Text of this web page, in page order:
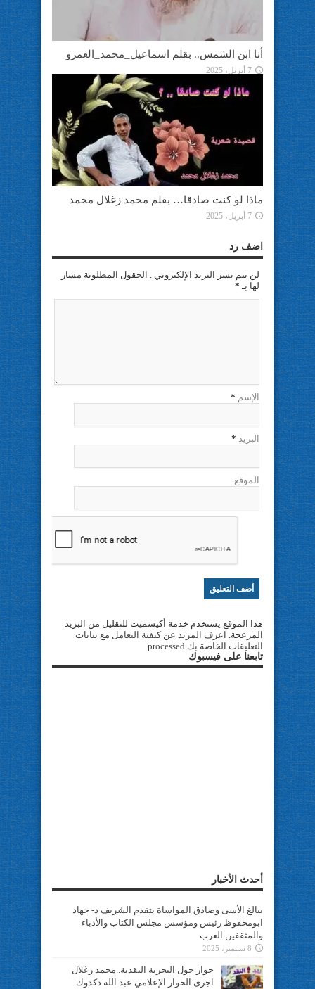
أنا ابن الشمس.. بقلم اسماعيل_محمد_العمرو
7 أبريل، 2025
ماذا لو كنت صادقا… بقلم محمد زغلال محمد
7 أبريل، 2025
اضف رد
لن يتم نشر البريد الإلكتروني . الحقول المطلوبة مشار
لها بـ *
الإسم *
البريد *
الموقع
هذا الموقع يستخدم خدمة أكيسميت للتقليل من البريد
المزعجة. اعرف المزيد عن كيفية التعامل مع بيانات
التعليقات الخاصة بك processed
.
تابعنا على فيسبوك
أحدث الأخبار
ببالغ الأسى وصادق المواساة يتقدم الشريف د- جهاد
ابومحفوظ رئيس ومؤسس مجلس الكتاب والأدباء
والمثقفين العرب
8 سبتمبر، 2025
حوار حول التجربة النقدية..محمد زغلال
اجرى الحوار الإعلامي عبد الله دكدوك